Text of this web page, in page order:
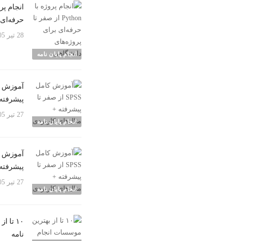
انجام پایان نامه
28 تیر 1405
انجام پایان نامه
27 تیر 1405
انجام پایان نامه
27 تیر 1405
۱۰
نامه